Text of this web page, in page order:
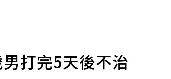
打完5天後不治